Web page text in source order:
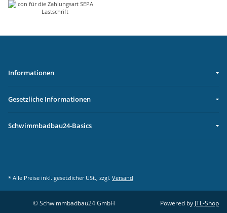
Informationen
Gesetzliche Informationen
Schwimmbadbau24-Basics
* Alle Preise inkl. gesetzlicher USt., zzgl. Versand
© Schwimmbadbau24 GmbH Powered by JTL-Shop